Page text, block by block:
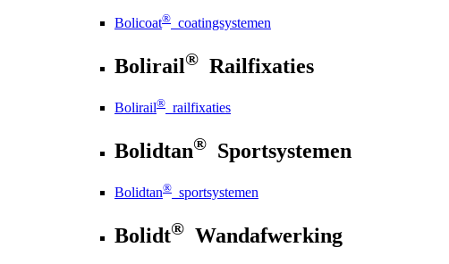
Bolicoat® coatingsystemen
Bolirail® Railfixaties
Bolirail® railfixaties
Bolidtan® Sportsystemen
Bolidtan® sportsystemen
Bolidt® Wandafwerking